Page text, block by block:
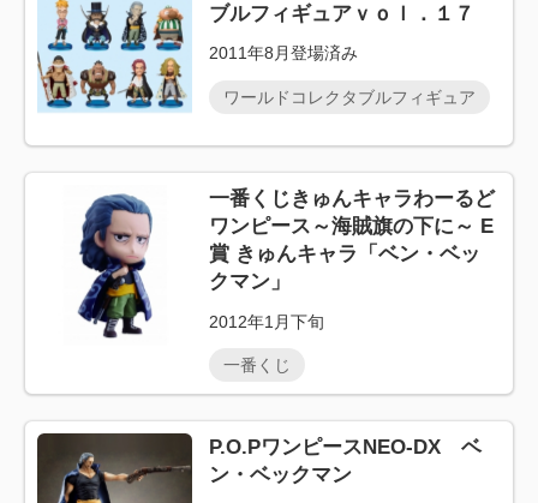
ブルフィギュアｖｏｌ．１７
2011年8月登場済み
ワールドコレクタブルフィギュア
一番くじきゅんキャラわーるど
ワンピース～海賊旗の下に～ E
賞 きゅんキャラ「ベン・ベッ
クマン」
2012年1月下旬
一番くじ
P.O.PワンピースNEO-DX ベ
ン・ベックマン